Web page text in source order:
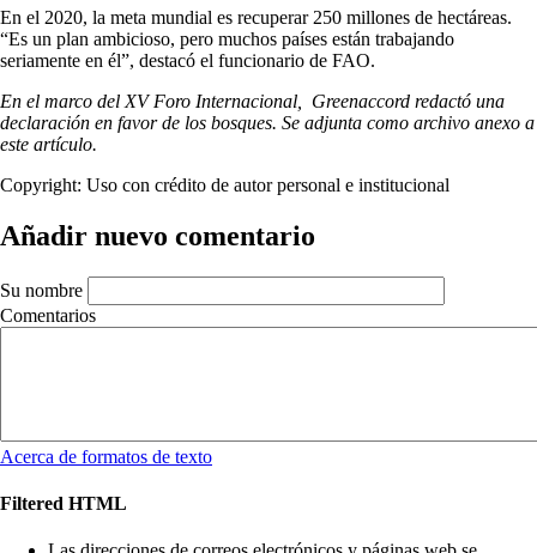
En el 2020, la meta mundial es recuperar 250 millones de hectáreas.
“Es un plan ambicioso, pero muchos países están trabajando
seriamente en él”, destacó el funcionario de FAO.
En el marco del XV Foro Internacional, Greenaccord redactó una
declaración en favor de los bosques. Se adjunta como archivo anexo a
este artículo.
Copyright: Uso con crédito de autor personal e institucional
Añadir nuevo comentario
Su nombre
Comentarios
Acerca de formatos de texto
Filtered HTML